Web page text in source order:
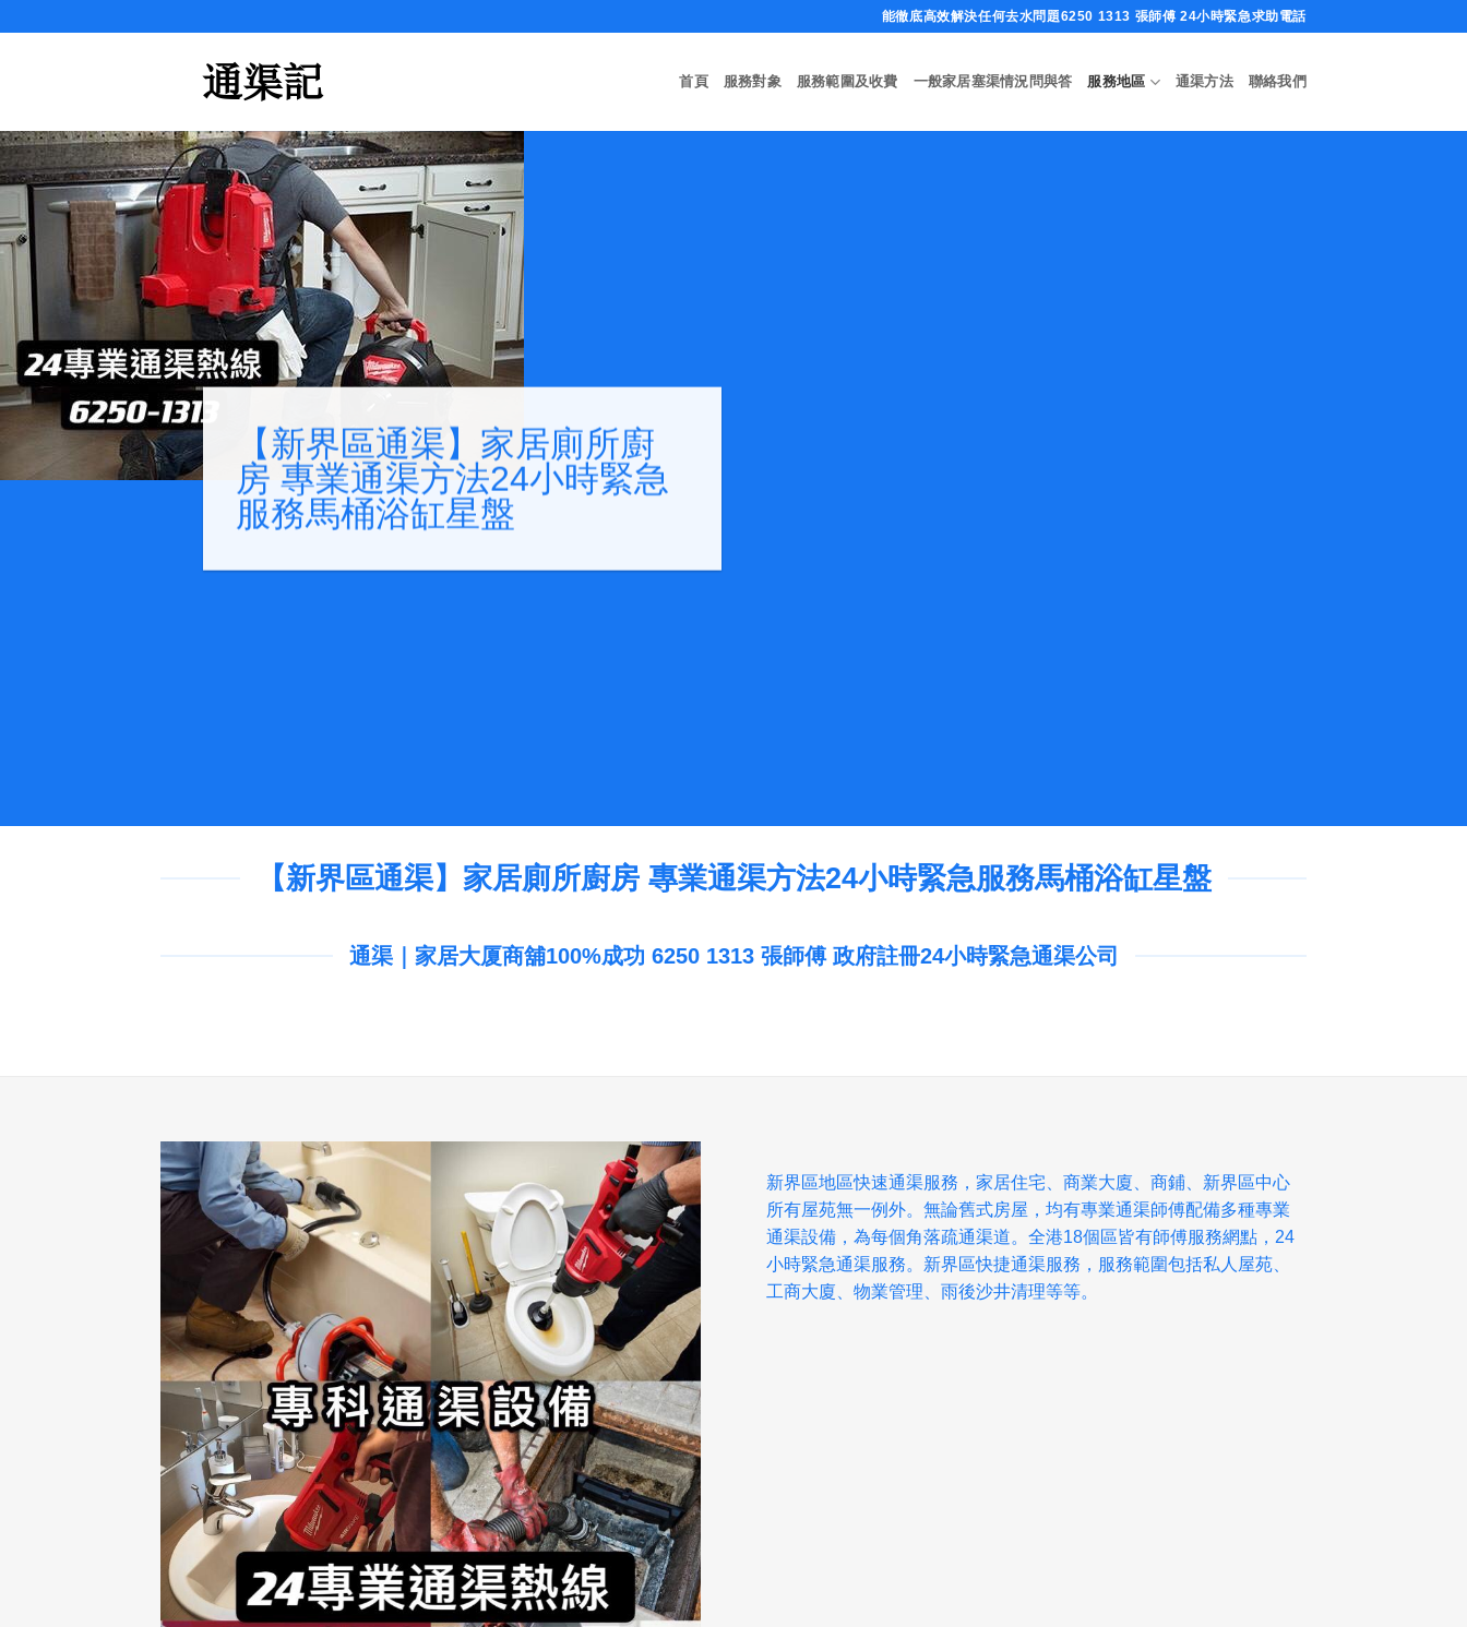
能徹底高效解決任何去水問題6250 1313 張師傅 24小時緊急求助電話
首頁 服務對象 服務範圍及收費 一般家居塞渠情況問與答 服務地區 通渠方法 聯絡我們
【新界區通渠】家居廁所廚
房 專業通渠方法24小時緊急
服務馬桶浴缸星盤
【新界區通渠】家居廁所廚房 專業通渠方法24小時緊急服務馬桶浴缸星盤
通渠｜家居大厦商舖100%成功 6250 1313 張師傅 政府註冊24小時緊急通渠公司
新界區地區快速通渠服務，家居住宅、商業大廈、商鋪、新界區中心
所有屋苑無一例外。無論舊式房屋，均有專業通渠師傅配備多種專業
通渠設備，為每個角落疏通渠道。全港18個區皆有師傅服務網點，24
小時緊急通渠服務。新界區快捷通渠服務，服務範圍包括私人屋苑、
工商大廈、物業管理、雨後沙井清理等等。